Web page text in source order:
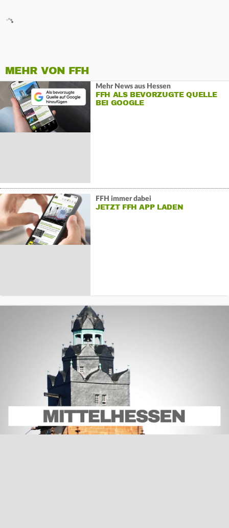
MEHR VON FFH
Mehr News aus Hessen
FFH ALS BEVORZUGTE QUELLE
BEI GOOGLE
FFH immer dabei
JETZT FFH APP LADEN